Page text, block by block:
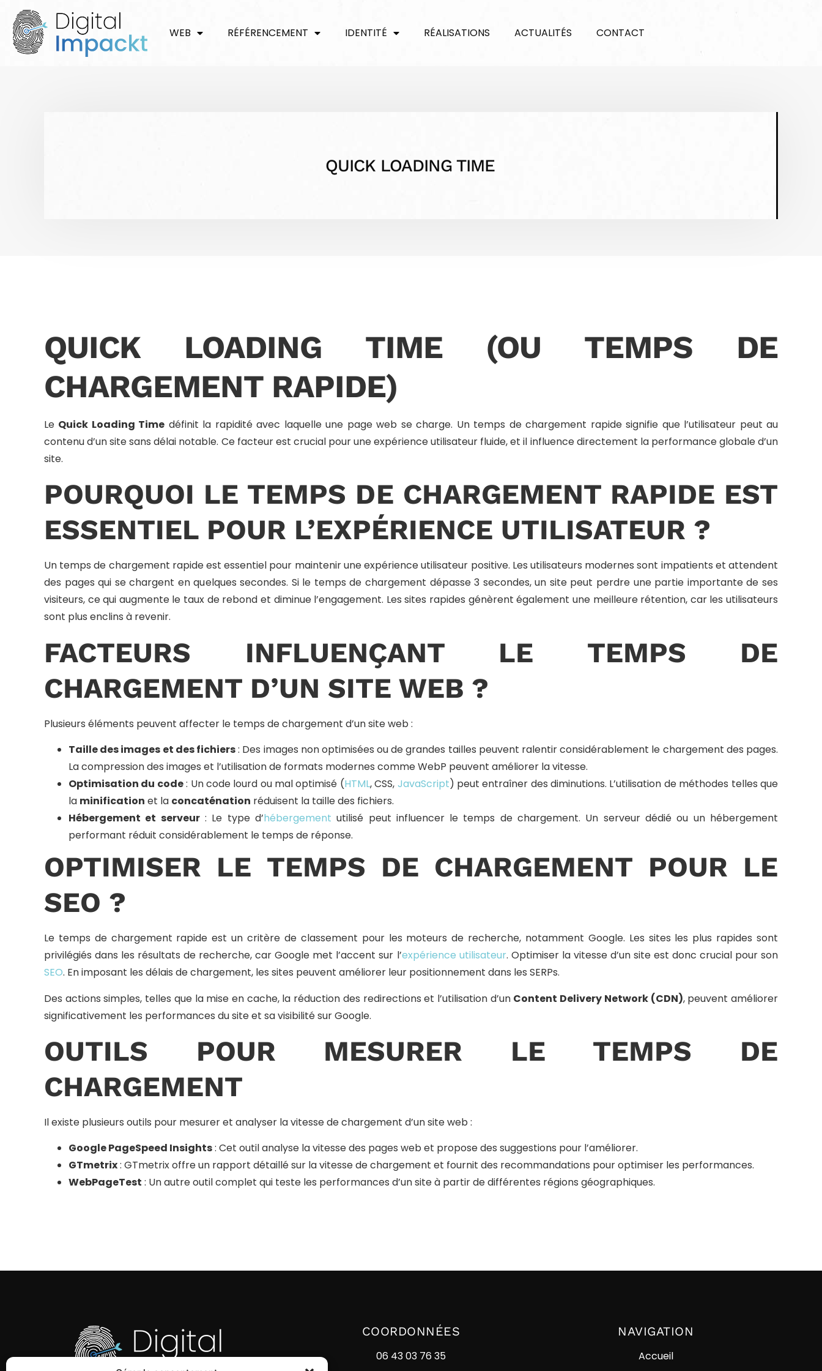
WEB RÉFÉRENCEMENT IDENTITÉ RÉALISATIONS ACTUALITÉS CONTACT
QUICK LOADING TIME
QUICK LOADING TIME (OU TEMPS DE
CHARGEMENT RAPIDE)
Le Quick Loading Time définit la rapidité avec laquelle une page web se charge. Un temps de chargement rapide signifie que l’utilisateur peut au
contenu d’un site sans délai notable. Ce facteur est crucial pour une expérience utilisateur fluide, et il influence directement la performance globale d’un
site.
POURQUOI LE TEMPS DE CHARGEMENT RAPIDE EST
ESSENTIEL POUR L’EXPÉRIENCE UTILISATEUR ?
Un temps de chargement rapide est essentiel pour maintenir une expérience utilisateur positive. Les utilisateurs modernes sont impatients et attendent
des pages qui se chargent en quelques secondes. Si le temps de chargement dépasse 3 secondes, un site peut perdre une partie importante de ses
visiteurs, ce qui augmente le taux de rebond et diminue l’engagement. Les sites rapides génèrent également une meilleure rétention, car les utilisateurs
sont plus enclins à revenir.
FACTEURS INFLUENÇANT LE TEMPS DE
CHARGEMENT D’UN SITE WEB ?
Plusieurs éléments peuvent affecter le temps de chargement d’un site web :
Taille des images et des fichiers: Des images non optimisées ou de grandes tailles peuvent ralentir considérablement le chargement des pages.
La compression des images et l’utilisation de formats modernes comme WebP peuvent améliorer la vitesse.
Optimisation du code: Un code lourd ou mal optimisé (HTML, CSS, JavaScript) peut entraîner des diminutions. L’utilisation de méthodes telles que
la minification et la concaténation réduisent la taille des fichiers.
Hébergement et serveur: Le type d’hébergement utilisé peut influencer le temps de chargement. Un serveur dédié ou un hébergement
performant réduit considérablement le temps de réponse.
OPTIMISER LE TEMPS DE CHARGEMENT POUR LE
SEO ?
Le temps de chargement rapide est un critère de classement pour les moteurs de recherche, notamment Google. Les sites les plus rapides sont
privilégiés dans les résultats de recherche, car Google met l’accent sur l’expérience utilisateur. Optimiser la vitesse d’un site est donc crucial pour son
SEO. En imposant les délais de chargement, les sites peuvent améliorer leur positionnement dans les SERPs.
Des actions simples, telles que la mise en cache, la réduction des redirections et l’utilisation d’un Content Delivery Network (CDN), peuvent améliorer
significativement les performances du site et sa visibilité sur Google.
OUTILS POUR MESURER LE TEMPS DE
CHARGEMENT
Il existe plusieurs outils pour mesurer et analyser la vitesse de chargement d’un site web :
Google PageSpeed ​​Insights: Cet outil analyse la vitesse des pages web et propose des suggestions pour l’améliorer.
GTmetrix: GTmetrix offre un rapport détaillé sur la vitesse de chargement et fournit des recommandations pour optimiser les performances.
WebPageTest : Un autre outil complet qui teste les performances d’un site à partir de différentes régions géographiques.
COORDONNÉES
06 43 03 76 35
NAVIGATION
Accueil